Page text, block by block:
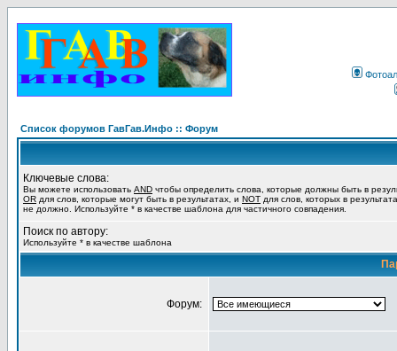
Список форумов ГавГав.Инфо :: Форум
Ключевые слова:
Вы можете использовать AND чтобы определить слова, которые должны быть в
OR для слов, которые могут быть в результатах, и NOT для слов, которых в
не должно. Используйте * в качестве шаблона для частичного совпадения.
Поиск по автору:
Используйте * в качестве шаблона
Форум: